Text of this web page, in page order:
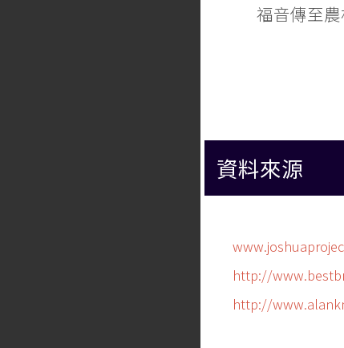
福音傳至農
資料來源
http://
http://